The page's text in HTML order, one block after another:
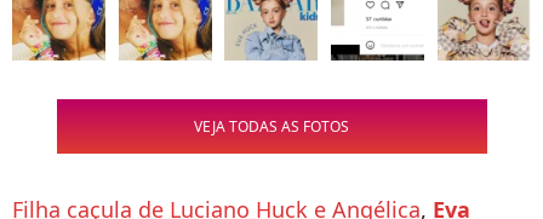
VEJA TODAS AS FOTOS
Filha caçula de Luciano Huck e Angélica, Eva